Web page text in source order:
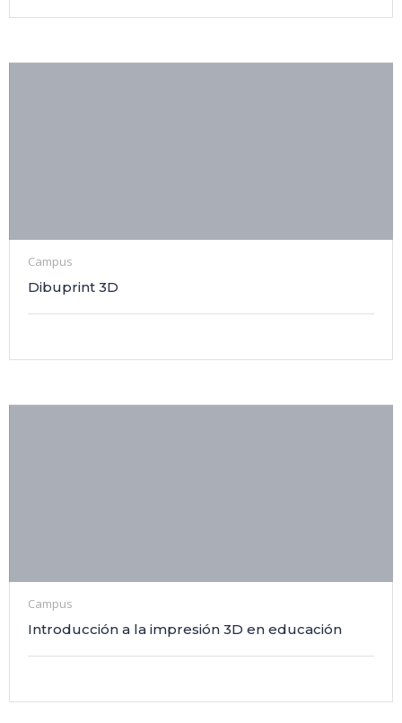
Campus
Dibuprint 3D
Campus
Introducción a la impresión 3D en educación